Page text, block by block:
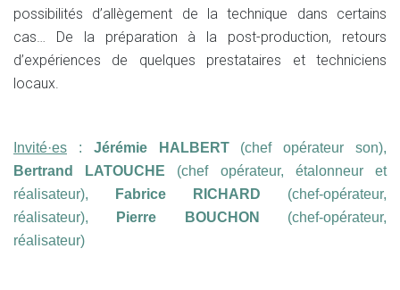
possibilités d’allègement de la technique dans certains
cas… De la préparation à la post-production, retours
d’expériences de quelques prestataires et techniciens
locaux.
Invité·es : Jérémie HALBERT(chef opérateur son),
Bertrand LATOUCHE (chef opérateur, étalonneur et
réalisateur),
Fabrice RICHARD (chef-opérateur,
réalisateur),
Pierre BOUCHON (chef-opérateur,
réalisateur)